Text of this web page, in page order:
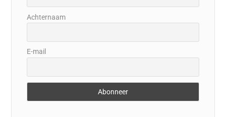
Achternaam
E-mail